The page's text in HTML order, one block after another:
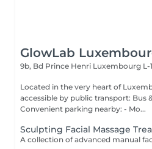
GlowLab
9b, Bd Prince Henri Luxembourg L-
Located in the very heart of Luxembourg
accessible by public transport: Bus
Convenient parking nearby: - Mo...
Sculpting Facial Massage